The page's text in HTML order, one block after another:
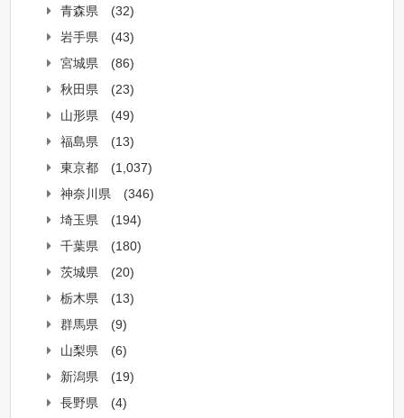
青森県
(32)
岩手県
(43)
宮城県
(86)
秋田県
(23)
山形県
(49)
福島県
(13)
東京都
(1,037)
神奈川県
(346)
埼玉県
(194)
千葉県
(180)
茨城県
(20)
栃木県
(13)
群馬県
(9)
山梨県
(6)
新潟県
(19)
長野県
(4)